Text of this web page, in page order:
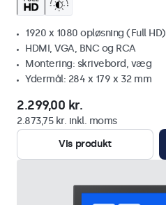
1920 x 1080 opløsning (Full HD)
HDMI, VGA, BNC og RCA
Montering: skrivebord, væg
Ydermål: 284 x 179 x 32 mm
2.299,00 kr.
2.873,75 kr. inkl. moms
Vis produkt